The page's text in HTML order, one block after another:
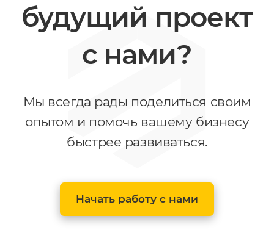
будущий проект
с нами?
Мы всегда рады поделиться своим
опытом и помочь вашему бизнесу
быстрее развиваться.
Начать работу с нами